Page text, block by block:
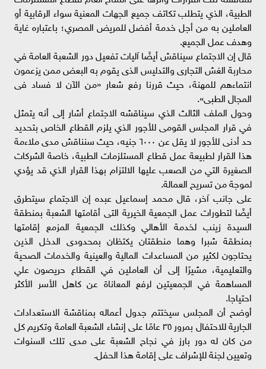
الطبية، الذي يتطلب تكاتف جميع الجهات المعنية سواء الرقابية أو
العاملين به من أجل خدمة أفضل للمريض المصري؛ باعتباره غاية
وهدف عمل الجميع.
قال إن الاجتماع سيناقش أيضًا آليات تفعيل دور الشعبة العامة في
محاربة الغش التجارى والتدليس الذى يقوم به البعض ممن يزعمون
انتماءهم للمهنة، حيث قررنا رفع شعار «من الآن لا فساد فى
المجال الطبى».
وحول الملف الثالث الذي سيناقشه الاجتماع أشار إلى أنه يتمثل
في قرار المجلس القومى للأجور الذي يلزم القطاع الخاص بتحديد
حد أدنى للأجور لا يقل عن ٦٠٠٠ جنيه، حيث سنناقش مدى ملاءمة
هذا القرار لطبيعة عمل قطاع المستلزمات الطبية، خاصة الشركات
الصغيرة التي من الصعب عليها الالتزام بهذا القرار الذي قد يؤدي
لموجة من تسريح العمالة.
على جانب آخر، قال محمد إسماعيل عبده إن الاجتماع سيتطرق
أيضًا لتطورات عمل الجمعية الخيرية التى أقامتها الشعبة بمنطقة
السيدة زينب لخدمة الأهالي وكذلك الجمعية المزمع إقامتها
بمنطقة شبرا وهما منطقتان يكتظان بمحدودى الدخل الذين
يحتاجون لكثير من المساعدات المالية والعينية والخدمات الصحية
والتعليمية، مشيرًا إلى أن العاملين في القطاع حريصون علي
المساهمة في الجمعيتين لرفع المعاناة عن كاهل الأسر الأكثر
احتياجا.
أوضح أن المجلس سيختتم جدول أعماله بمناقشة الاستعدادات
الجارية للاحتفال بمرور ٣٥ عامًا على إنشاء الشعبة العامة وتكريم كل
من كان له دور بارز في نجاح الشعبة على مدى تلك السنوات
وتعيين لجنة للإشراف على إقامة هذا الحفل.